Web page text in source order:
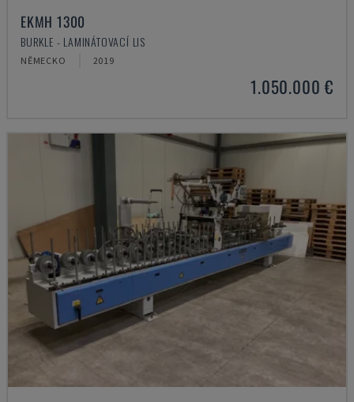
EKMH 1300
BURKLE - LAMINÁTOVACÍ LIS
NĚMECKO 2019
1.050.000 €